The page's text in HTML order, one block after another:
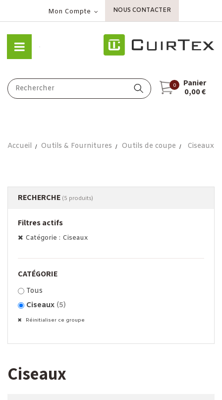
Mon Compte NOUS CONTACTER
0
Panier
0,00 €
Accueil Outils & Fournitures Outils de coupe Ciseaux
RECHERCHE (5 produits)
Filtres actifs
Catégorie : Ciseaux
CATÉGORIE
Tous
Ciseaux (5)
Réinitialiser ce groupe
Ciseaux